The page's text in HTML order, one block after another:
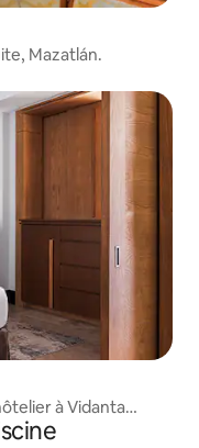
Mazatlán.
à Vidanta